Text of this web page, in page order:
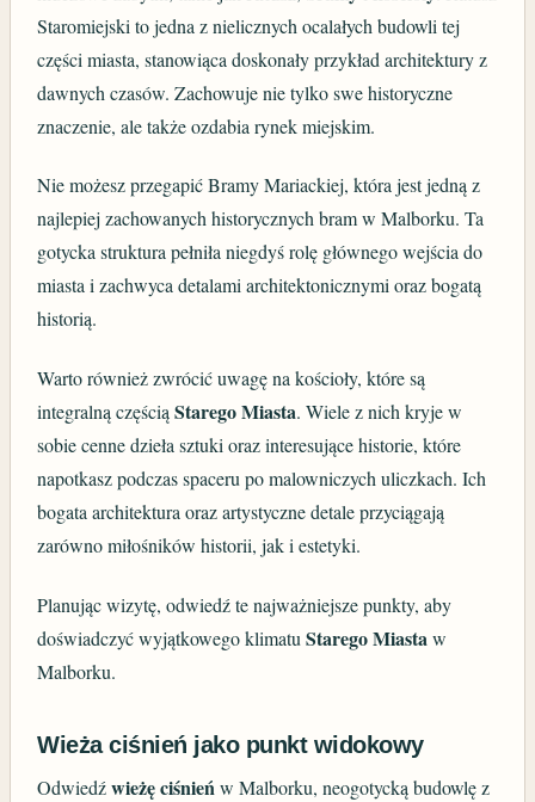
Staromiejski to jedna z nielicznych ocalałych budowli tej
części miasta, stanowiąca doskonały przykład architektury z
dawnych czasów. Zachowuje nie tylko swe historyczne
znaczenie, ale także ozdabia rynek miejskim.
Nie możesz przegapić Bramy Mariackiej, która jest jedną z
najlepiej zachowanych historycznych bram w Malborku. Ta
gotycka struktura pełniła niegdyś rolę głównego wejścia do
miasta i zachwyca detalami architektonicznymi oraz bogatą
historią.
Warto również zwrócić uwagę na kościoły, które są
integralną częściąStarego Miasta. Wiele z nich kryje w
sobie cenne dzieła sztuki oraz interesujące historie, które
napotkasz podczas spaceru po malowniczych uliczkach. Ich
bogata architektura oraz artystyczne detale przyciągają
zarówno miłośników historii, jak i estetyki.
Planując wizytę, odwiedź te najważniejsze punkty, aby
doświadczyć wyjątkowego klimatuStarego Miastaw
Malborku.
Wieża ciśnień jako punkt widokowy
Odwiedźwieżę ciśnieńw Malborku, neogotycką budowlę z